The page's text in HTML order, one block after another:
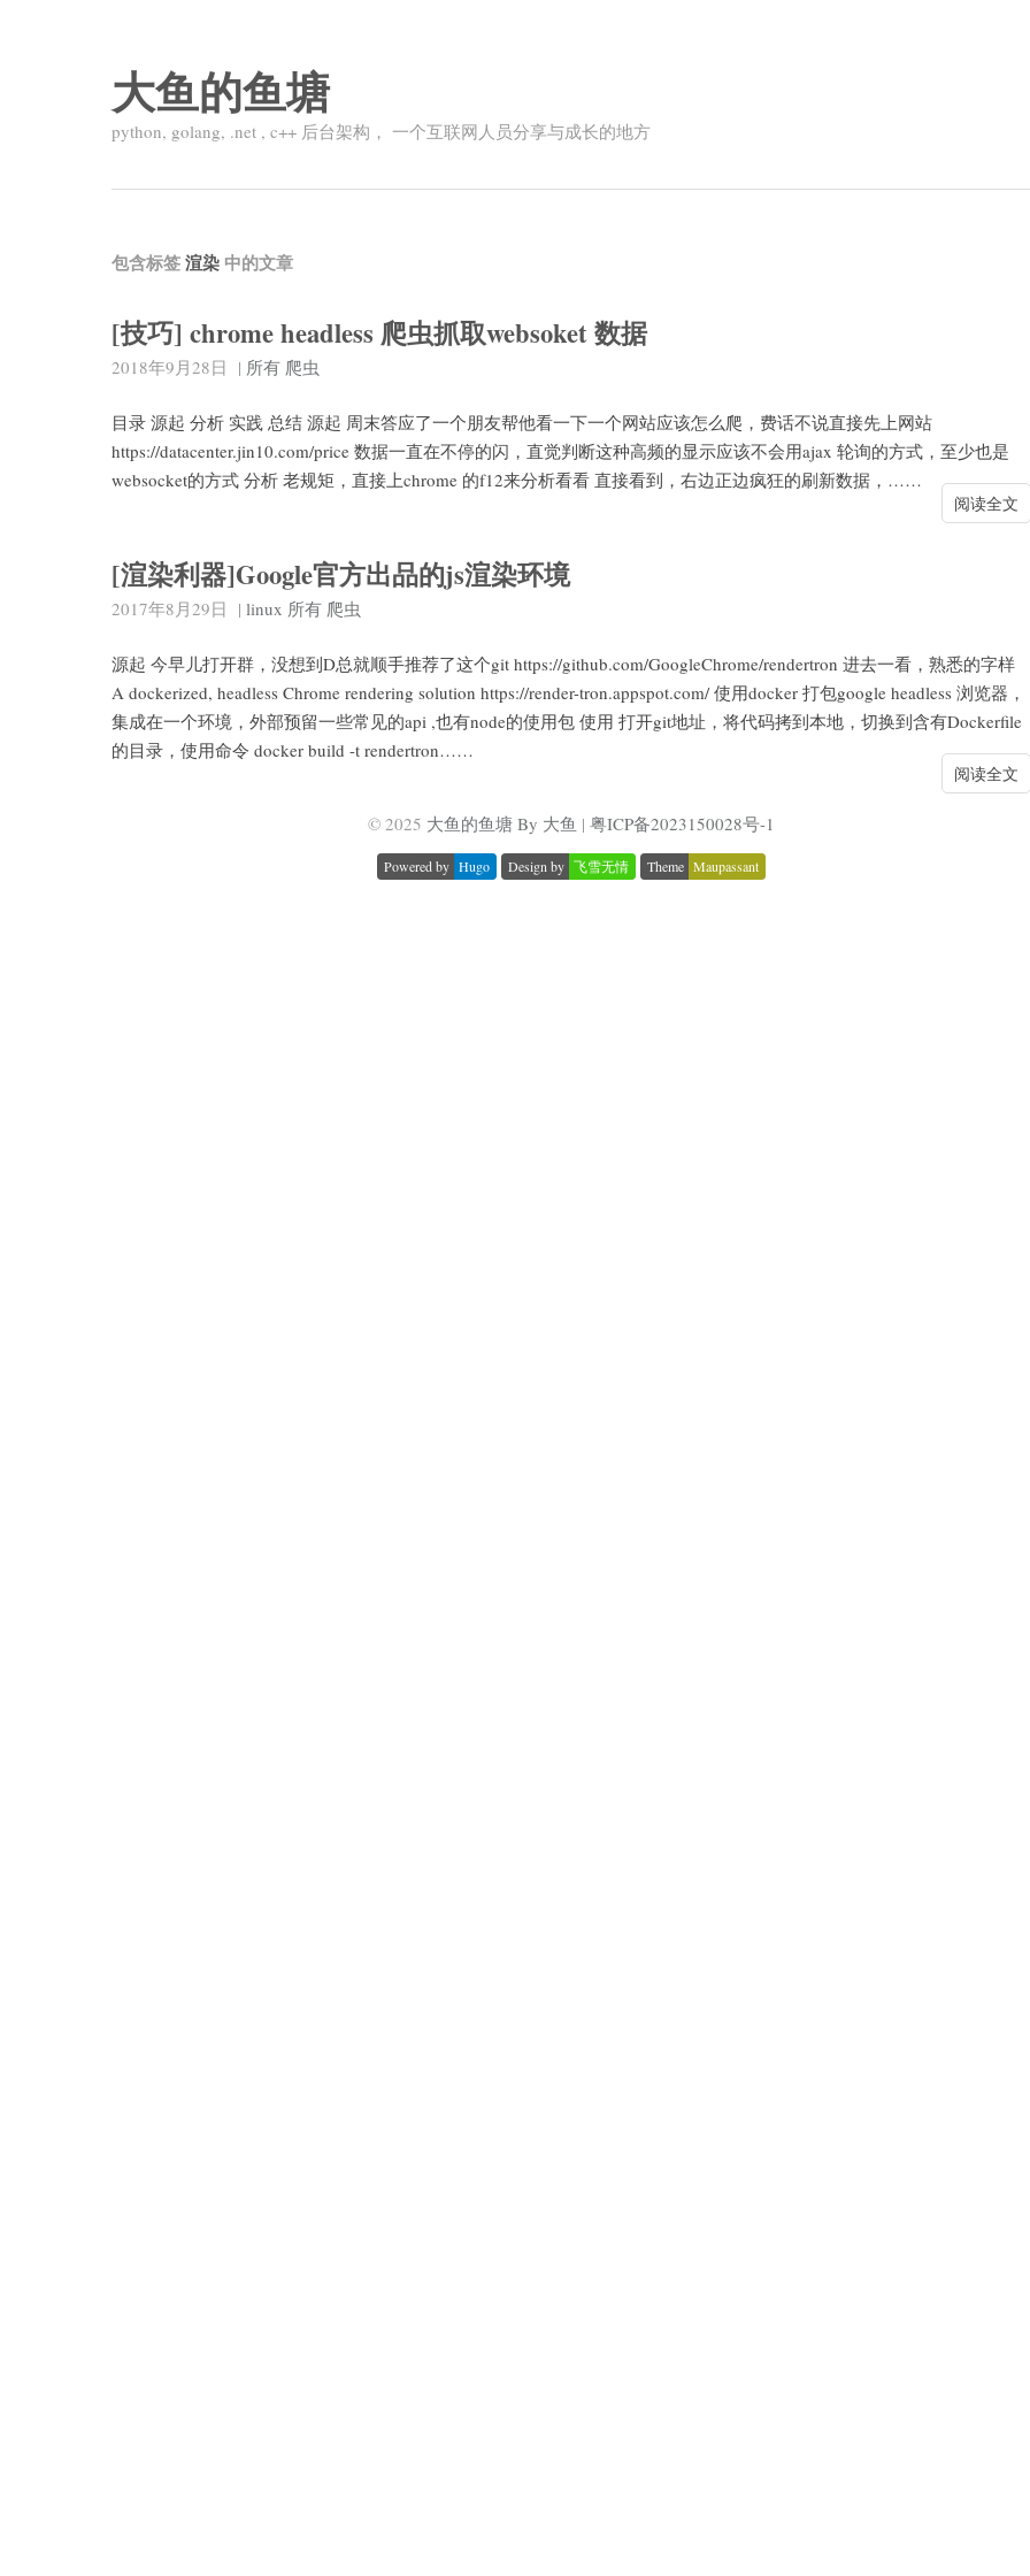
大鱼的鱼塘
python, golang, .net , c++ 后台架构， 一个互联网人员分享与成长的地方
包含标签渲染 中的文章
[技巧] chrome headless 爬虫抓取websoket 数据
2018年9月28日 | 所有 爬虫
目录 源起 分析 实践 总结 源起 周末答应了一个朋友帮他看一下一个网站应该怎么爬，费话不说直接先上网站
https://datacenter.jin10.com/price 数据一直在不停的闪，直觉判断这种高频的显示应该不会用ajax 轮询的方式，至少也是
websocket的方式 分析 老规矩，直接上chrome 的f12来分析看看 直接看到，右边正边疯狂的刷新数据，……
阅读全文
[渲染利器]Google官方出品的js渲染环境
2017年8月29日 | linux 所有 爬虫
源起 今早儿打开群，没想到D总就顺手推荐了这个git https://github.com/GoogleChrome/rendertron 进去一看，熟悉的字样
A dockerized, headless Chrome rendering solution https://render-tron.appspot.com/ 使用docker 打包google headless 浏览器，
集成在一个环境，外部预留一些常见的api ,也有node的使用包 使用 打开git地址，将代码拷到本地，切换到含有Dockerfile
的目录，使用命令 docker build -t rendertron……
阅读全文
© 2025 大鱼的鱼塘 By 大鱼 | 粤ICP备2023150028号-1
Powered by Hugo Design by 飞雪无情 Theme Maupassant